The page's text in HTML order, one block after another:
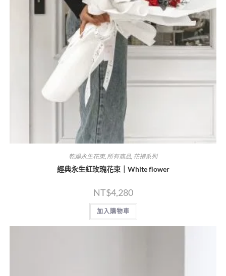
乾燥永生花束, 所有商品 花禮系列
經典永生紅玫瑰花束｜White flower
NT$4,280
加入購物車